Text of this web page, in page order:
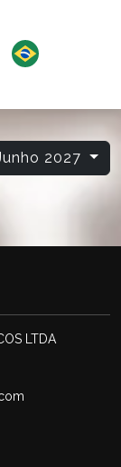
2027
LTDA